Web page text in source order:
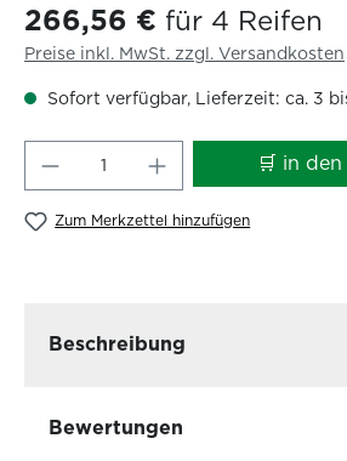
266,56 € für 4 Reifen
Preise inkl. MwSt. zzgl. Versandkosten
Sofort verfügbar, Lieferzeit: ca. 3
Produkt Anzahl: Gib
🛒 in
Zum Merkzettel hinzufügen
Beschreibung
Bewertungen